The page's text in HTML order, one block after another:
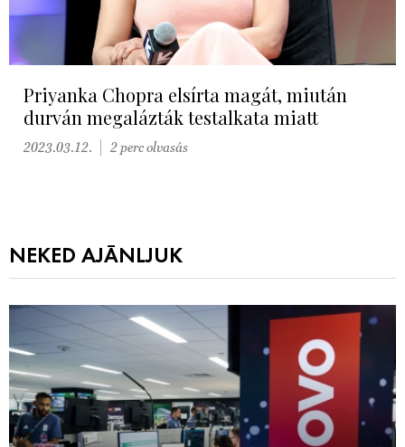
Priyanka Chopra elsírta magát, miután
durván megalázták testalkata miatt
2023.03.12. 2 perc olvasás
NEKED AJÁNLJUK